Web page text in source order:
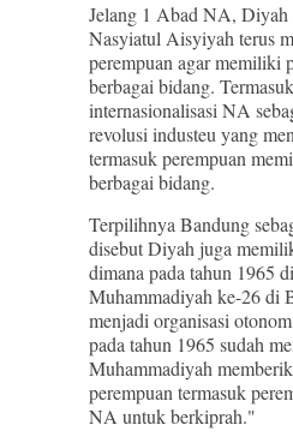
Jelang 1 Abad NA, Diyah
Nasyiatul Aisyiyah terus
perempuan agar memiliki
berbagai bidang.
internasionalisasi NA
revolusi industeu yang
termasuk perempuan
berbagai bidang.
Terpilihnya Bandung
disebut Diyah juga
dimana pada tahun 1965
Muhammadiyah ke-26 di
menjadi organisasi
pada tahun 1965 sudah
Muhammadiyah
perempuan termasuk
NA untuk berkiprah."